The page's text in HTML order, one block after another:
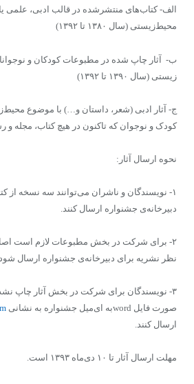
الف- کتاب‌های منتشرشده در قالب ادبی، علمی
محیط‌زیستی (سال ۱۳۸۰ تا ۱۳۹۲)
ب- آثار چاپ شده در مطبوعات کودکان و
زیستی (سال ۱۳۹۰ تا ۱۳۹۲)
ج- آثار ادبی (شعر، داستان و…) با موضوع
کودک و نوجوان که تاکنون در هیچ کتاب، مجله و
نحوه ارسال آثار:
۱- نویسندگان و ناشران می‌توانند سه نسخه از
دبیرخانه‌ی جشنواره ارسال کنند.
۲- برای شرکت در بخش مطبوعات لازم است
نظر نشریه برای دبیرخانه‌ی جشنواره ارسال
۳- نویسندگان برای شرکت در بخش آثار چاپ
صورت فایل wordبه ای‌میل جشنواره به نشانی
ارسال کنند.
مهلت ارسال آثار تا ۱۰ دی‌ماه ۱۳۹۳ است.